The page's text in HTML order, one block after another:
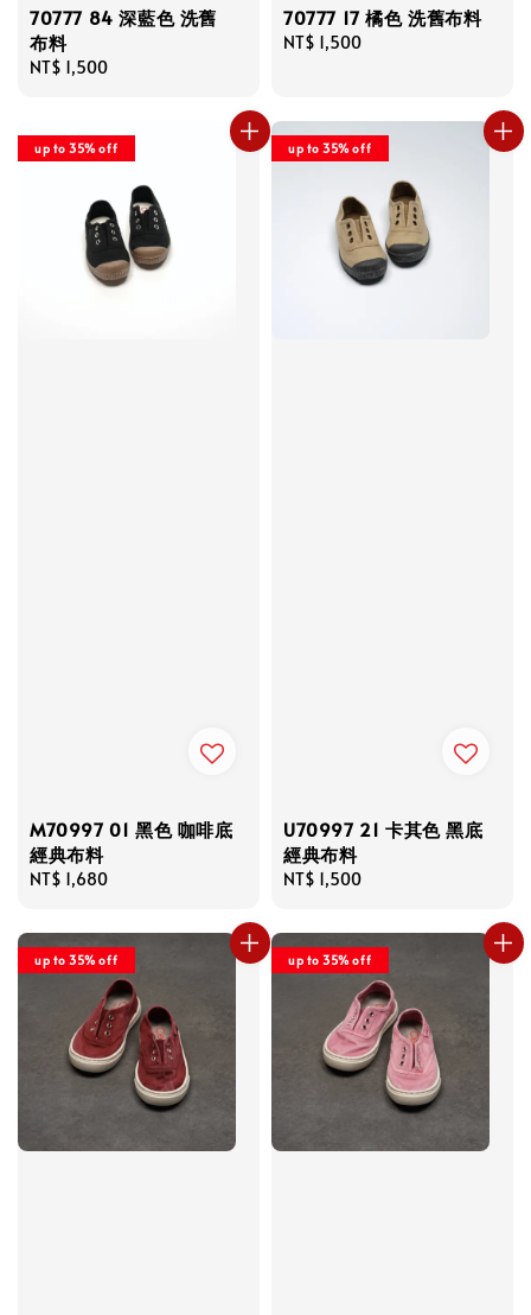
70777 84 深藍色 洗舊
布料
Regular
NT$ 1,500
70777 17 橘色 洗舊布料
Regular
NT$ 1,500
up to 35% off
M70997 01 黑色 咖啡底
經典布料
Regular
NT$ 1,680
up to 35% off
U70997 21 卡其色 黑底
經典布料
Regular
NT$ 1,500
up to 35% off up to 35% off